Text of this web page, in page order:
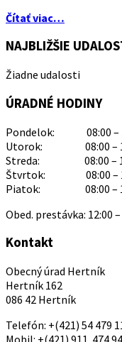
Čítať viac…
NAJBLIŽŠIE
Žiadne udalosti
ÚRADNÉ HODINY
Pondelok: 08:00 –
Utorok: 08:00 –
Streda: 08:00 –
Štvrtok: 08:00 –
Piatok: 08:00 –
Obed. prestávka: 12:00 –
Kontakt
Obecný úrad Hertník
Hertník 162
086 42 Hertník
Telefón: +(421) 54 479